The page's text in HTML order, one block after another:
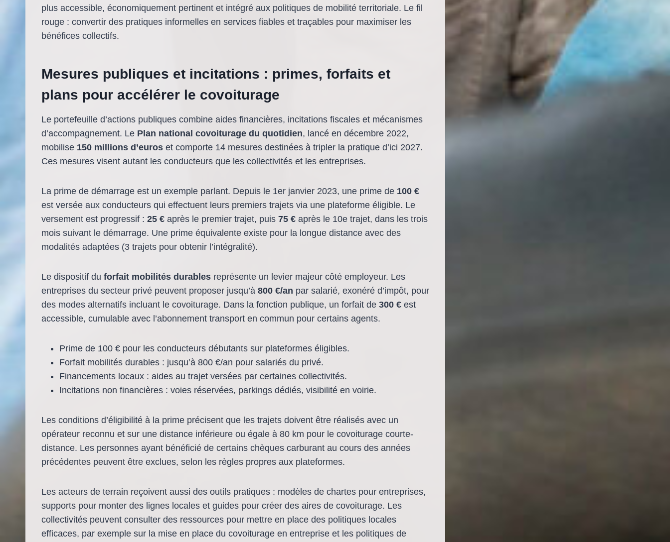
plus accessible, économiquement pertinent et intégré aux politiques de mobilité territoriale. Le fil
rouge : convertir des pratiques informelles en services fiables et traçables pour maximiser les
bénéfices collectifs.
Mesures publiques et incitations : primes, forfaits et
plans pour accélérer le covoiturage
Le portefeuille d’actions publiques combine aides financières, incitations fiscales et mécanismes
d’accompagnement. Le Plan national covoiturage du quotidien, lancé en décembre 2022,
mobilise 150 millions d’euros et comporte 14 mesures destinées à tripler la pratique d’ici 2027.
Ces mesures visent autant les conducteurs que les collectivités et les entreprises.
La prime de démarrage est un exemple parlant. Depuis le 1er janvier 2023, une prime de 100 €
est versée aux conducteurs qui effectuent leurs premiers trajets via une plateforme éligible. Le
versement est progressif : 25 € après le premier trajet, puis 75 € après le 10e trajet, dans les trois
mois suivant le démarrage. Une prime équivalente existe pour la longue distance avec des
modalités adaptées (3 trajets pour obtenir l’intégralité).
Le dispositif du forfait mobilités durables représente un levier majeur côté employeur. Les
entreprises du secteur privé peuvent proposer jusqu’à 800 €/an par salarié, exonéré d’impôt, pour
des modes alternatifs incluant le covoiturage. Dans la fonction publique, un forfait de 300 € est
accessible, cumulable avec l’abonnement transport en commun pour certains agents.
Prime de 100 € pour les conducteurs débutants sur plateformes éligibles.
Forfait mobilités durables : jusqu’à 800 €/an pour salariés du privé.
Financements locaux : aides au trajet versées par certaines collectivités.
Incitations non financières : voies réservées, parkings dédiés, visibilité en voirie.
Les conditions d’éligibilité à la prime précisent que les trajets doivent être réalisés avec un
opérateur reconnu et sur une distance inférieure ou égale à 80 km pour le covoiturage courte-
distance. Les personnes ayant bénéficié de certains chèques carburant au cours des années
précédentes peuvent être exclues, selon les règles propres aux plateformes.
Les acteurs de terrain reçoivent aussi des outils pratiques : modèles de chartes pour entreprises,
supports pour monter des lignes locales et guides pour créer des aires de covoiturage. Les
collectivités peuvent consulter des ressources pour mettre en place des politiques locales
efficaces, par exemple sur la mise en place du covoiturage en entreprise et les politiques de